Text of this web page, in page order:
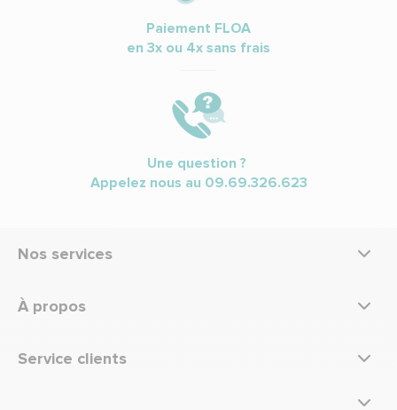
Paiement FLOA
en 3x ou 4x sans frais
Une question ?
Appelez nous au 09.69.326.623
Nos services
À propos
Service clients